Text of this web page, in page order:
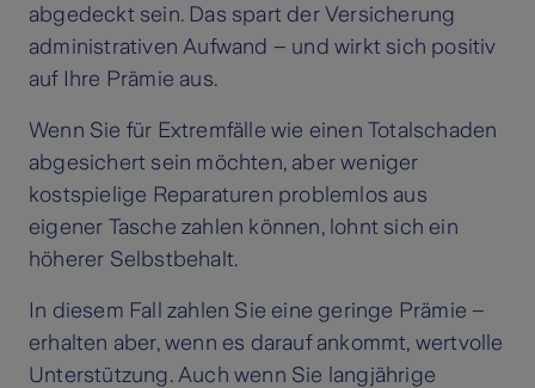
abgedeckt sein. Das spart der Versicherung
administrativen Aufwand – und wirkt sich positiv
auf Ihre Prämie aus.
Wenn Sie für Extremfälle wie einen Totalschaden
abgesichert sein möchten, aber weniger
kostspielige Reparaturen problemlos aus
eigener Tasche zahlen können, lohnt sich ein
höherer Selbstbehalt.
In diesem Fall zahlen Sie eine geringe Prämie –
erhalten aber, wenn es darauf ankommt, wertvolle
Unterstützung. Auch wenn Sie langjährige